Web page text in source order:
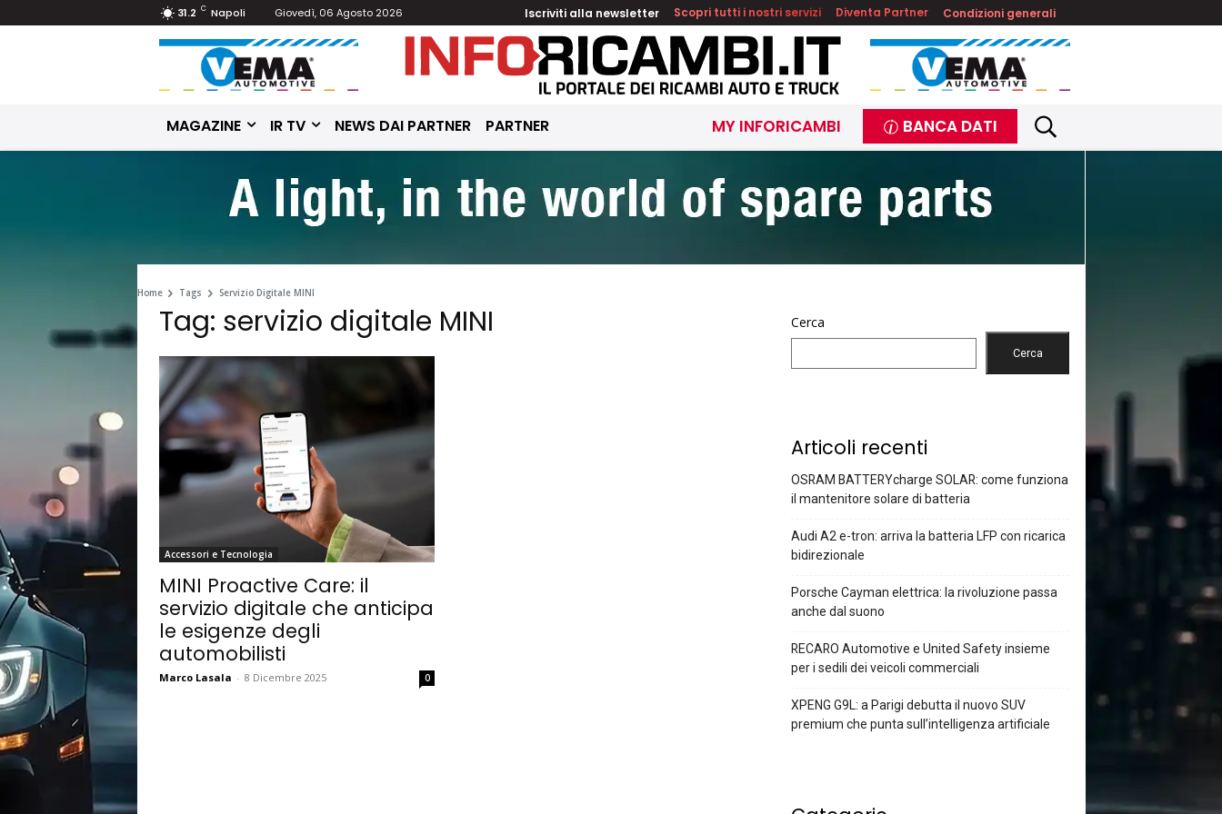
31.2 C Napoli Giovedì, 06 Agosto 2026 Iscriviti alla newsletter Scopri tutti i nostri servizi Diventa Partner Condizioni generali
MAGAZINE IR TV NEWS DAI PARTNER PARTNER MY INFORICAMBI BANCA DATI
Home Tags Servizio Digitale MINI
Tag: servizio digitale MINI
Accessori e Tecnologia
MINI Proactive Care: il
servizio digitale che anticipa
le esigenze degli
automobilisti
Marco Lasala - 8 Dicembre 2025 0
Cerca
Cerca
Articoli recenti
OSRAM BATTERYcharge SOLAR: come funziona
il mantenitore solare di batteria
Audi A2 e-tron: arriva la batteria LFP con ricarica
bidirezionale
Porsche Cayman elettrica: la rivoluzione passa
anche dal suono
RECARO Automotive e United Safety insieme
per i sedili dei veicoli commerciali
XPENG G9L: a Parigi debutta il nuovo SUV
premium che punta sull’intelligenza artificiale